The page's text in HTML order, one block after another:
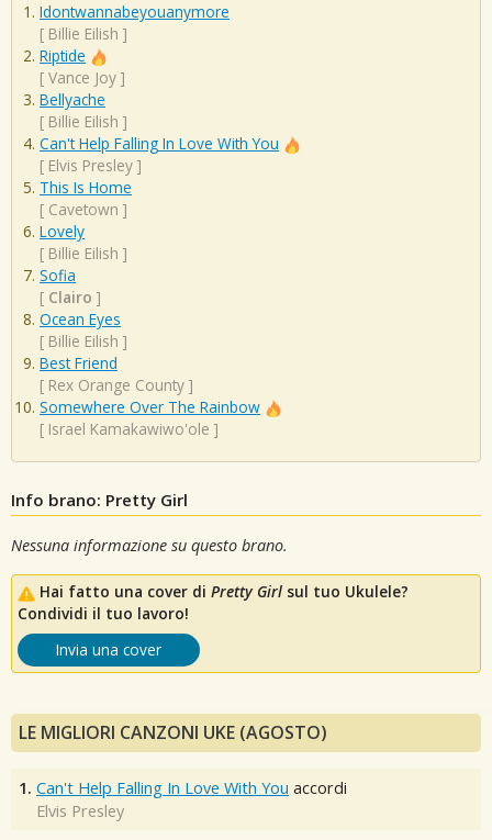
Idontwannabeyouanymore
[ Billie Eilish ]
Riptide
[ Vance Joy ]
Bellyache
[ Billie Eilish ]
Can't Help Falling In Love With You
[ Elvis Presley ]
This Is Home
[ Cavetown ]
Lovely
[ Billie Eilish ]
Sofia
[ Clairo ]
Ocean Eyes
[ Billie Eilish ]
Best Friend
[ Rex Orange County ]
Somewhere Over The Rainbow
[ Israel Kamakawiwo'ole ]
Info brano: Pretty Girl
Nessuna informazione su questo brano.
Hai fatto una cover di Pretty Girl sul tuo Ukulele?
Condividi il tuo lavoro!
Invia una cover
LE MIGLIORI CANZONI UKE (AGOSTO)
1. Can't Help Falling In Love With You accordi
Elvis Presley